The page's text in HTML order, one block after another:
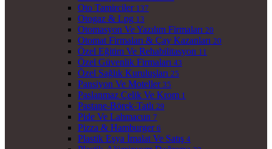
Oto Tamirciler 137
Otogaz & Lpg 13
Otomasyon Ve Yazılım Firmaları 20
Otomat Firmaları & Çay Kazanları 20
Özel Eğitim Ve Rehabilitasyon 11
Özel Güvenlik Firmaları 43
Özel Sağlık Kuruluşları 25
Pansiyon Ve Moteller 35
Paslanmaz Çelik Ve Krom 1
Pastane-Börek-Tatlı 29
Pide Ve Lahmacun 7
Pizza & Hamburger 6
Plastik Eşya İmalat Ve Satış 4